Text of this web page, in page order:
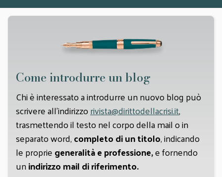
Come introdurre un blog
Chi è interessato a introdurre un nuovo blog può
scrivere all'indirizzorivista@dirittodellacrisi.it,
trasmettendo il testo nel corpo della mail o in
separato word,completo di un titolo, indicando
le propriegeneralità e professione,e fornendo
unindirizzo mail di riferimento.